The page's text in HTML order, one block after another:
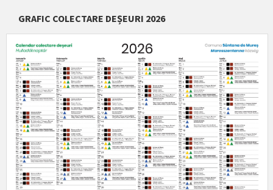
GRAFIC COLECTARE DEȘEURI 2026